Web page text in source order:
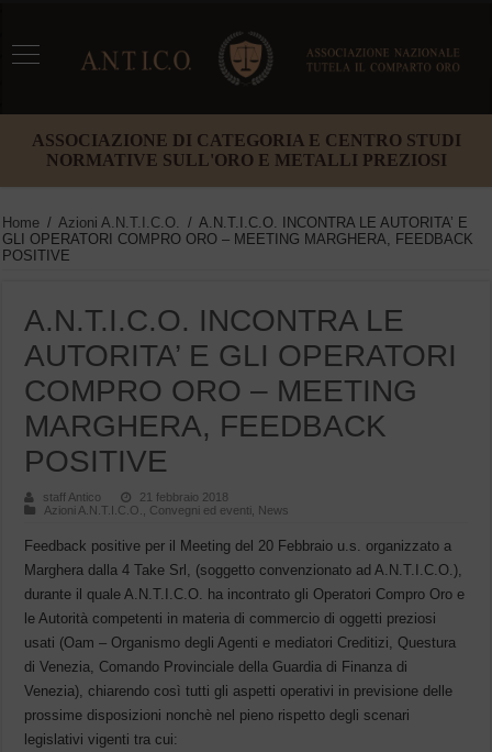
ASSOCIAZIONE DI CATEGORIA E CENTRO STUDI
NORMATIVE SULL'ORO E METALLI PREZIOSI
Home / Azioni A.N.T.I.C.O. / A.N.T.I.C.O. INCONTRA LE AUTORITA’ E
GLI OPERATORI COMPRO ORO – MEETING MARGHERA, FEEDBACK
POSITIVE
A.N.T.I.C.O. INCONTRA LE
AUTORITA’ E GLI OPERATORI
COMPRO ORO – MEETING
MARGHERA, FEEDBACK
POSITIVE
staff Antico
21 febbraio 2018
Azioni A.N.T.I.C.O.
Convegni ed eventi News
Feedback positive per il Meeting del 20 Febbraio u.s. organizzato a
Marghera dalla 4 Take Srl, (soggetto convenzionato ad A.N.T.I.C.O.),
durante il quale A.N.T.I.C.O. ha incontrato gli Operatori Compro Oro e
le Autorità competenti in materia di commercio di oggetti preziosi
usati (Oam – Organismo degli Agenti e mediatori Creditizi, Questura
di Venezia, Comando Provinciale della Guardia di Finanza di
Venezia), chiarendo così tutti gli aspetti operativi in previsione delle
prossime disposizioni nonchè nel pieno rispetto degli scenari
legislativi vigenti tra cui: